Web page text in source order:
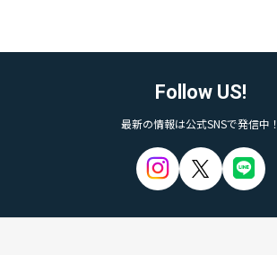
Follow US!
最新の情報は公式SNSで発信中！